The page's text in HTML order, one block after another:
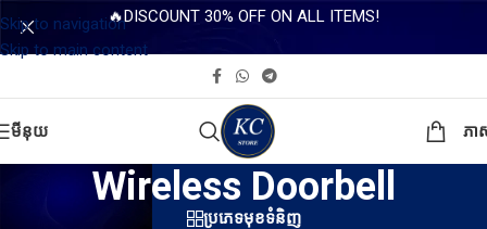
Skip to navigation
Skip to main content
🔥DISCOUNT 30% OFF ON ALL ITEMS!
មីនុយ ភា
Wireless Doorbell
ប្រភេទមុខទំនិញ